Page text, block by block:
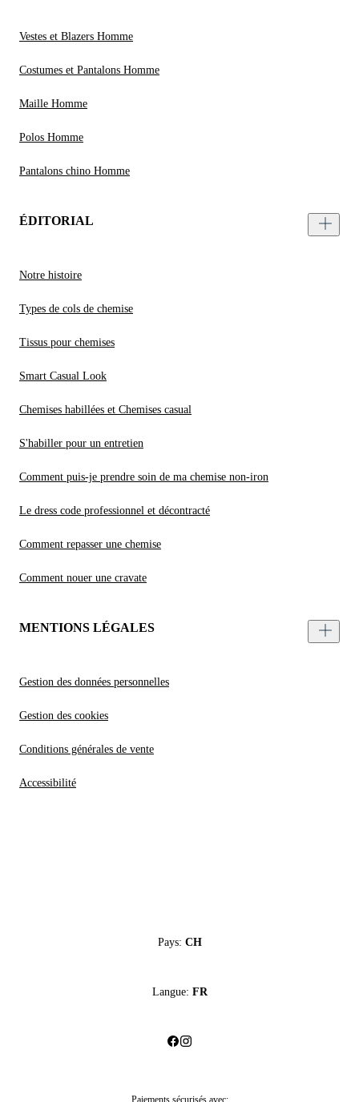
Vestes et Blazers Homme
Costumes et Pantalons Homme
Maille Homme
Polos Homme
Pantalons chino Homme
ÉDITORIAL
Notre histoire
Types de cols de chemise
Tissus pour chemises
Smart Casual Look
Chemises habillées et Chemises casual
S'habiller pour un entretien
Comment puis-je prendre soin de ma chemise non-iron
Le dress code professionnel et décontracté
Comment repasser une chemise
Comment nouer une cravate
MENTIONS LÉGALES
Gestion des données personnelles
Gestion des cookies
Conditions générales de vente
Accessibilité
Pays: CH
Langue: FR
Paiements sécurisés avec: